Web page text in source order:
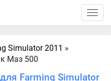
Toggle
Simulator 2011 »
Маз 500
Farming Simulator